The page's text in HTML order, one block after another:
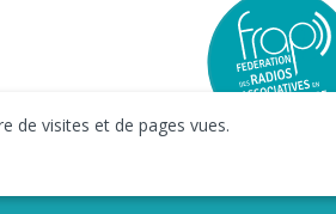
de visites et de pages vues.